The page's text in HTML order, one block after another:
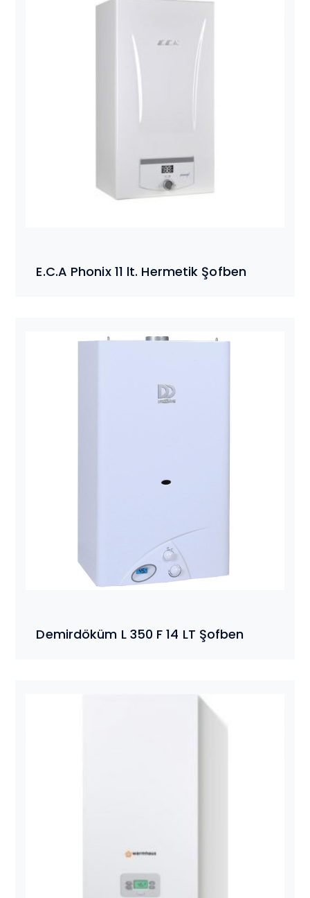
E.C.A Phonix 11 lt. Hermetik Şofben
Demirdöküm L 350 F 14 LT Şofben